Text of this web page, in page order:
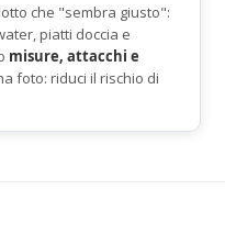
che "sembra giusto":
piatti doccia e
misure, attacchi e
foto: riduci il rischio di